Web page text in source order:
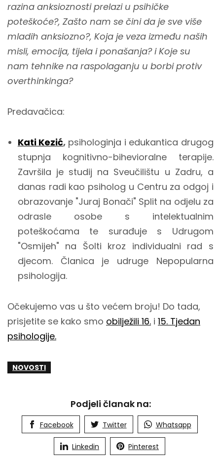
razina anksioznosti prelazi u psihičke
poteškoće?, Zašto nam se čini da je sve više
mladih anksiozno?, Koja je veza između naših
misli, emocija, tijela i ponašanja? i Koje su
nam tehnike na raspolaganju u borbi protiv
overthinkinga?
Predavačica:
Kati Kezić, psihologinja i edukantica drugog
stupnja kognitivno-bihevioralne terapije.
Završila je studij na Sveučilištu u Zadru, a
danas radi kao psiholog u Centru za odgoj i
obrazovanje "Juraj Bonači" Split na odjelu za
odrasle osobe s intelektualnim
poteškoćama te surađuje s Udrugom
"Osmijeh" na Šolti kroz individualni rad s
djecom. Članica je udruge Nepopularna
psihologija.
Očekujemo vas u što većem broju! Do tada,
prisjetite se kako smo obilježili 16. i 15. Tjedan
psihologije.
NOVOSTI
Podjeli članak na:
Facebook Twitter Whatsapp
Linkedin Pinterest